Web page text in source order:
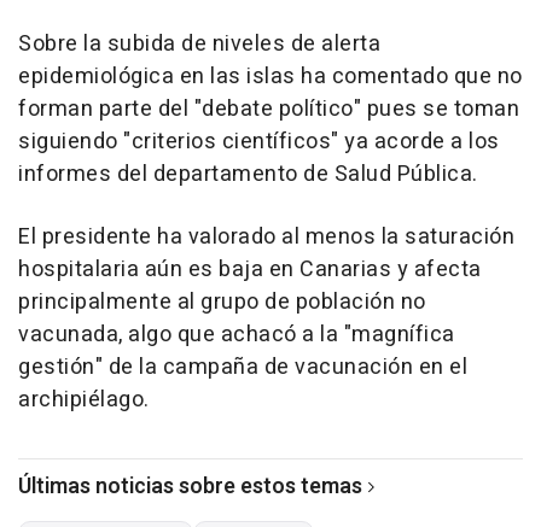
Sobre la subida de niveles de alerta
epidemiológica en las islas ha comentado que no
forman parte del "debate político" pues se toman
siguiendo "criterios científicos" ya acorde a los
informes del departamento de Salud Pública.
El presidente ha valorado al menos la saturación
hospitalaria aún es baja en Canarias y afecta
principalmente al grupo de población no
vacunada, algo que achacó a la "magnífica
gestión" de la campaña de vacunación en el
archipiélago.
Últimas noticias sobre estos temas